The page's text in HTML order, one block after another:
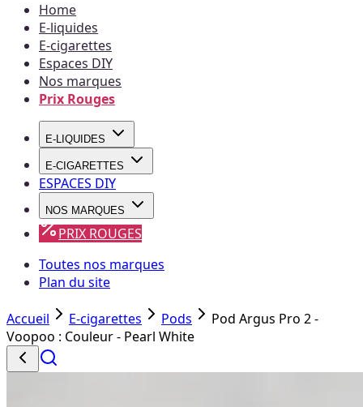
Home
E-liquides
E-cigarettes
Espaces DIY
Nos marques
Prix Rouges
E-LIQUIDES
E-CIGARETTES
ESPACES DIY
NOS MARQUES
PRIX ROUGES
Toutes nos marques
Plan du site
Accueil E-cigarettes Pods
Pod Argus Pro 2 -
Voopoo : Couleur - Pearl White